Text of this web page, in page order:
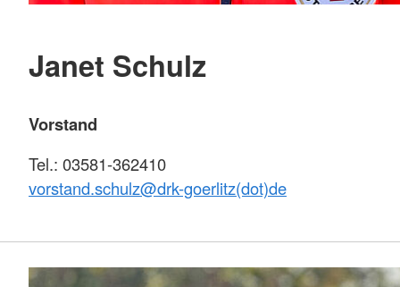
Janet Schulz
Vorstand
Tel.: 03581-362410
vorstand.schulz@drk-goerlitz(dot)de